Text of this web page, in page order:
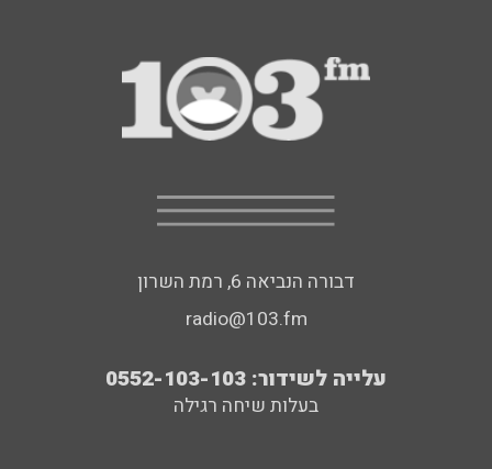
דבורה הנביאה 6, רמת השרון
radio@103.fm
עלייה לשידור: 0552-103-103
בעלות שיחה רגילה